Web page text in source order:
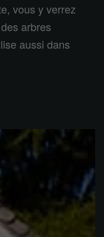
vous y verrez
arbres
aussi dans